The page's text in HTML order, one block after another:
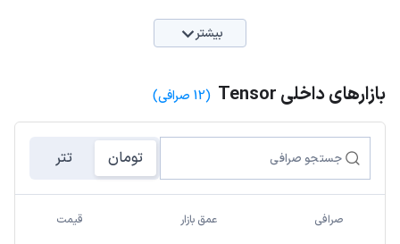
بیشتر
بازارهای داخلی Tensor (12 صرافی)
تومان تتر
صرافی عمق بازار قیمت